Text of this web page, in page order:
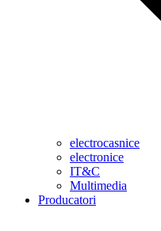
electrocasnice
electronice
IT&C
Multimedia
Producatori